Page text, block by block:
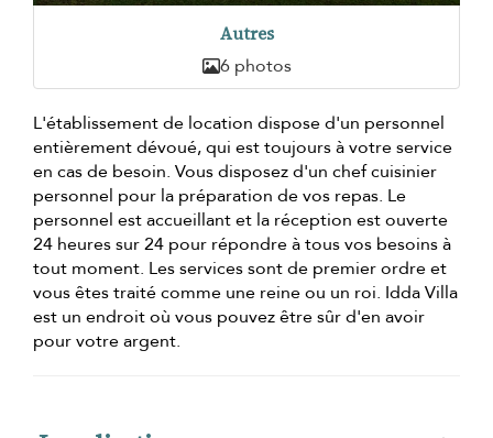
Autres
6 photos
L'établissement de location dispose d'un personnel
entièrement dévoué, qui est toujours à votre service
en cas de besoin. Vous disposez d'un chef cuisinier
personnel pour la préparation de vos repas. Le
personnel est accueillant et la réception est ouverte
24 heures sur 24 pour répondre à tous vos besoins à
tout moment. Les services sont de premier ordre et
vous êtes traité comme une reine ou un roi. Idda Villa
est un endroit où vous pouvez être sûr d'en avoir
pour votre argent.